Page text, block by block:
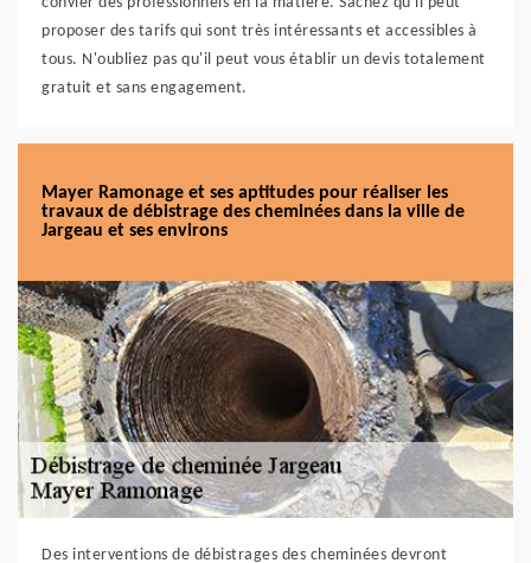
proposer des tarifs qui sont très intéressants et accessibles à
tous. N'oubliez pas qu'il peut vous établir un devis totalement
gratuit et sans engagement.
Mayer Ramonage et ses aptitudes pour réaliser les
travaux de débistrage des cheminées dans la ville de
Jargeau et ses environs
Des interventions de débistrages des cheminées devront